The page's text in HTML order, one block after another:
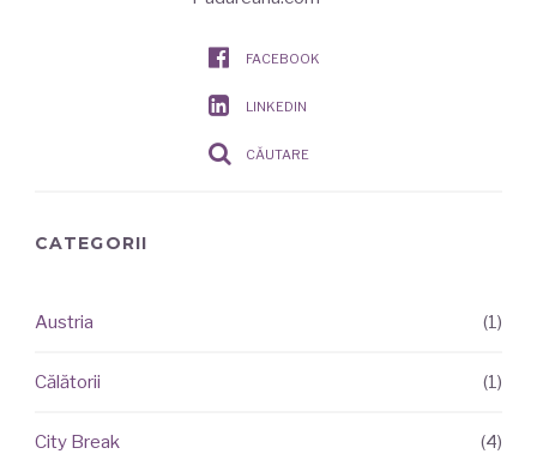
FACEBOOK
LINKEDIN
CĂUTARE
CATEGORII
Austria (1)
Călătorii (1)
City Break (4)
ARTICOLE